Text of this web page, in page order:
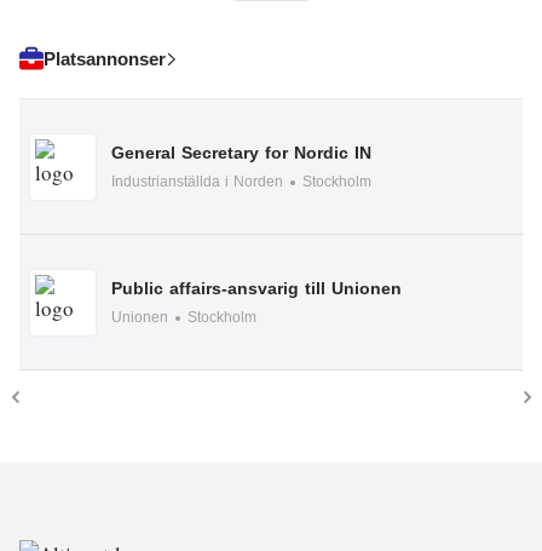
Platsannonser
General Secretary for Nordic IN
Industrianställda i Norden Stockholm
Public affairs-ansvarig till Unionen
Unionen Stockholm